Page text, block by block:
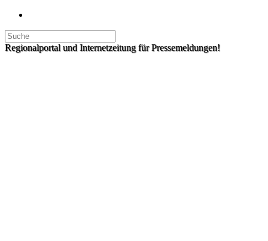
Regionalportal und Internetzeitung für Pressemeldungen!